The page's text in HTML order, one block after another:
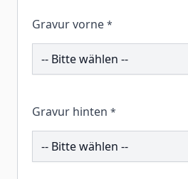
Gravur vorne *
211824
Gravur hinten *
261046